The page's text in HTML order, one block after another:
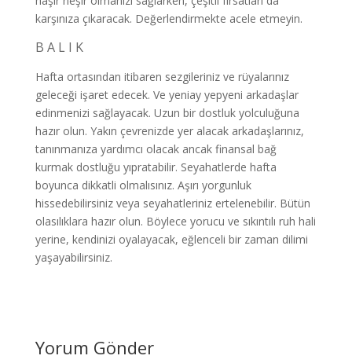
karşınıza çıkaracak. Değerlendirmekte acele etmeyin.
B A L I K
Hafta ortasından itibaren sezgileriniz ve rüyalarınız
geleceği işaret edecek. Ve yeniay yepyeni arkadaşlar
edinmenizi sağlayacak. Uzun bir dostluk yolculuğuna
hazır olun. Yakın çevrenizde yer alacak arkadaşlarınız,
tanınmanıza yardımcı olacak ancak finansal bağ
kurmak dostluğu yıpratabilir. Seyahatlerde hafta
boyunca dikkatli olmalısınız. Aşırı yorgunluk
hissedebilirsiniz veya seyahatleriniz ertelenebilir. Bütün
olasılıklara hazır olun. Böylece yorucu ve sıkıntılı ruh hali
yerine, kendinizi oyalayacak, eğlenceli bir zaman dilimi
yaşayabilirsiniz.
Yorum Gönder